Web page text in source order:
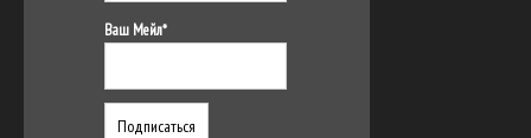
Ваш Мейл*